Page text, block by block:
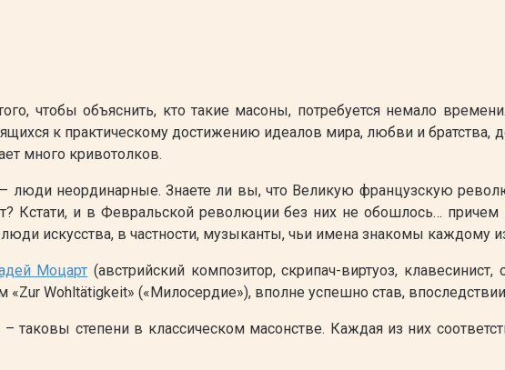
чтобы объяснить, кто такие масоны, потребуется немало
к практическому достижению идеалов мира, любви и братства,
много кривотолков.
люди неординарные. Знаете ли вы, что Великую французскую
Кстати, и в Февральской революции без них не обошлось…
искусства, в частности, музыканты, чьи имена знакомы каждому
Моцарт (австрийский композитор, скрипач-виртуоз,
Wohltätigkeit» («Милосердие»), вполне успешно став,
таковы степени в классическом масонстве. Каждая из них